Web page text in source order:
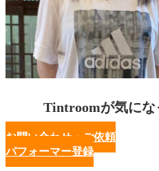
Tintroomが気にな
お問い合わせ・ご依頼
パフォーマー登録